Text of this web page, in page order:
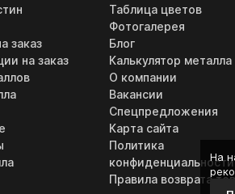
заказ
на заказ
Таблица цветов
Фотогалерея
Блог
Калькулятор металла
О компании
Вакансии
Спецпредложения
Карта сайта
Политика
конфиденциальности
Правила возврата
На